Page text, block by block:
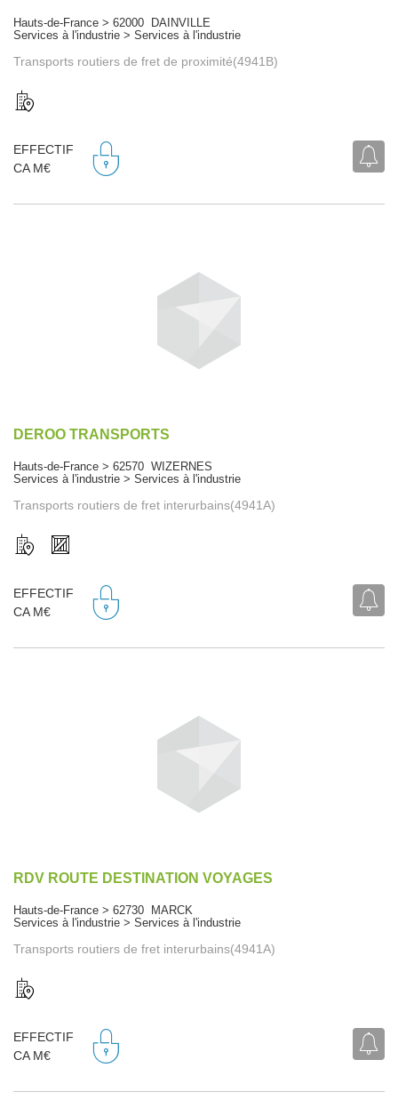
Hauts-de-France > 62000 DAINVILLE
Services à l'industrie > Services à l'industrie
Transports routiers de fret de proximité(4941B)
EFFECTIF
CA M€
DEROO TRANSPORTS
Hauts-de-France > 62570 WIZERNES
Services à l'industrie > Services à l'industrie
Transports routiers de fret interurbains(4941A)
EFFECTIF
CA M€
RDV ROUTE DESTINATION VOYAGES
Hauts-de-France > 62730 MARCK
Services à l'industrie > Services à l'industrie
Transports routiers de fret interurbains(4941A)
EFFECTIF
CA M€